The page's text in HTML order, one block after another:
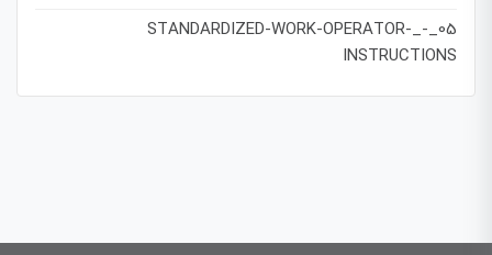
05_-_STANDARDIZED-WORK-OPERATOR-
INSTRUCTIONS